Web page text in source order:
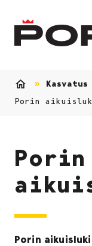
Porin
Porin
Porin